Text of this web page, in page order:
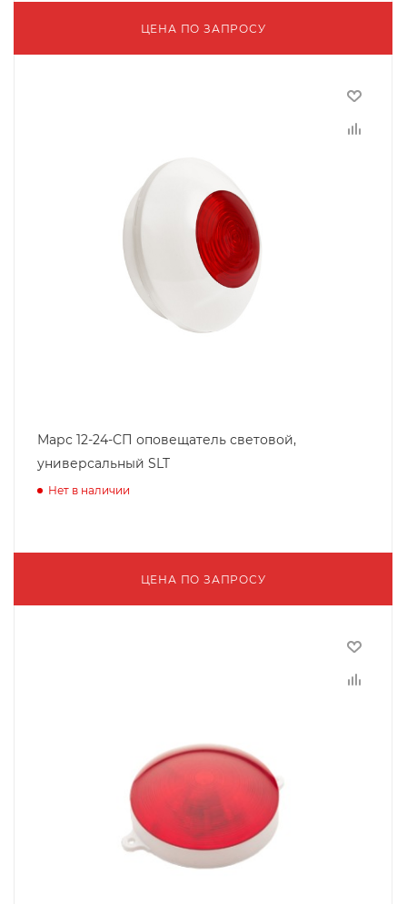
ЦЕНА ПО ЗАПРОСУ
Марс 12-24-СП оповещатель световой,
универсальный SLT
Нет в наличии
ЦЕНА ПО ЗАПРОСУ